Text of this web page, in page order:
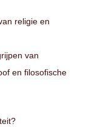
religie en
van
en filosofische